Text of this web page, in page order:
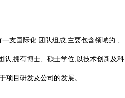
支国际化 团队组成,主要包含领域的 、
队,拥有博士、硕士学位,以技术创新及科
项目研发及公司的发展。